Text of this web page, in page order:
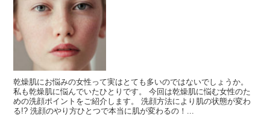
乾燥肌にお悩みの女性って実はとても多いのではないでしょうか。
私も乾燥肌に悩んでいたひとりです。 今回は乾燥肌に悩む女性のた
めの洗顔ポイントをご紹介します。 洗顔方法により肌の状態が変わ
る!? 洗顔のやり方ひとつで本当に肌が変わるの！...